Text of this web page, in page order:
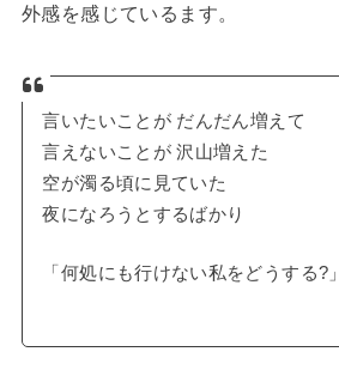
外感を感じているます。
言いたいことが だんだん増えて
言えないことが 沢山増えた
空が濁る頃に見ていた
夜になろうとするばかり
「何処にも行けない私をどうする?」